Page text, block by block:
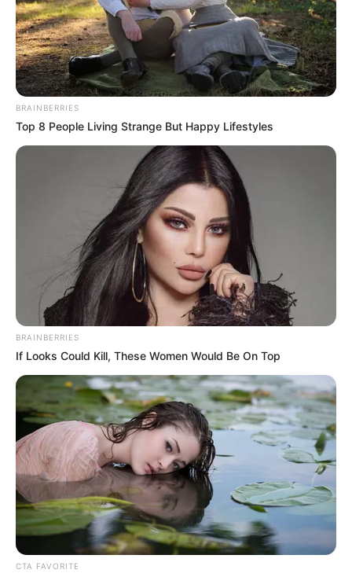
BRAINBERRIES
Top 8 People Living Strange But Happy Lifestyles
BRAINBERRIES
If Looks Could Kill, These Women Would Be On Top
CTA FAVORITE